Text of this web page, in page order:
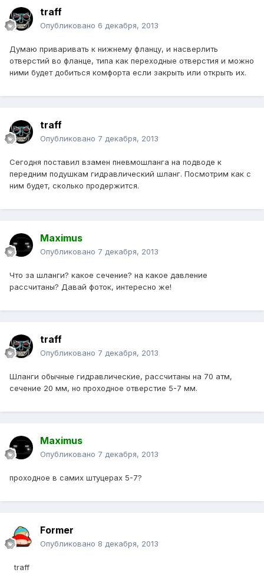
traff
Опубликовано 6 декабря, 2013
Думаю приваривать к нижнему фланцу, и насверлить
отверстий во фланце, типа как переходные отверстия и можно
ними будет добиться комфорта если закрыть или открыть их.
traff
Опубликовано 7 декабря, 2013
Сегодня поставил взамен пневмошланга на подводе к
передним подушкам гидравлический шланг. Посмотрим как с
ним будет, сколько продержится.
Maximus
Опубликовано 7 декабря, 2013
Что за шланги? какое сечение? на какое давление
рассчитаны? Давай фоток, интересно же!
traff
Опубликовано 7 декабря, 2013
Шланги обычные гидравлические, рассчитаны на 70 атм,
сечение 20 мм, но проходное отверстие 5-7 мм.
Maximus
Опубликовано 7 декабря, 2013
проходное в самих штуцерах 5-7?
Former
Опубликовано 8 декабря, 2013
traff